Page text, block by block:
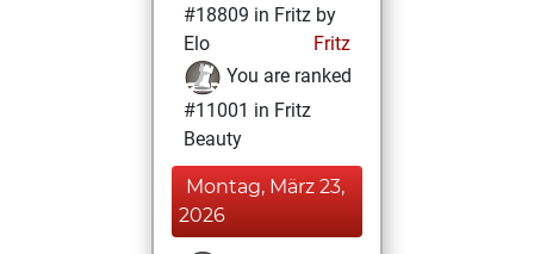
#18809 in Fritz by
Elo
Fritz
You are ranked
#11001 in Fritz
Beauty
Montag, März 23,
2026